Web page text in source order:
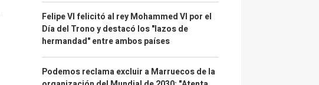
Felipe VI felicitó al rey Mohammed VI por el
Día del Trono y destacó los "lazos de
hermandad" entre ambos países
Podemos reclama excluir a Marruecos de la